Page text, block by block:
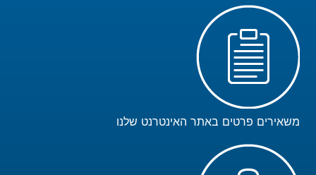
משאירים פרטים באתר האינטרנט שלנו